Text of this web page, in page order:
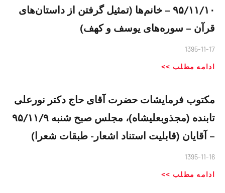
۹۵/۱۱/۱۰ – خانم‌ها (تمثیل گرفتن از داستان‌های
قرآن – سوره‌های یوسف و کهف)
1395-11-17
ادامه مطلب >>
مکتوب فرمایشات حضرت آقای حاج دکتر نورعلی
تابنده (مجذوبعلیشاه)، مجلس صبح شنبه ۹۵/۱۱/٩
– آقايان (قابليت استناد اشعار- طبقات شعرا)
1395-11-16
ادامه مطلب >>